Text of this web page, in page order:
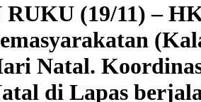
(19/11) –
Natal.
di Lapas